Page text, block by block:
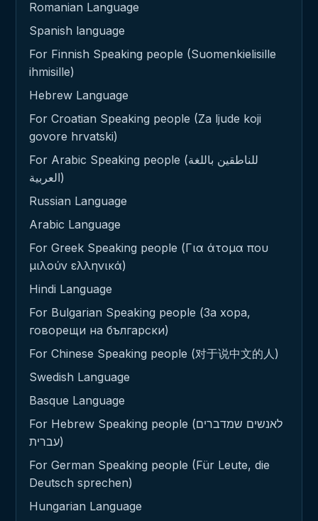
Romanian Language
Spanish language
For Finnish Speaking people (Suomenkielisille
ihmisille)
Hebrew Language
For Croatian Speaking people (Za ljude koji
govore hrvatski)
For Arabic Speaking people (للناطقين باللغة
العربية)
Russian Language
Arabic Language
For Greek Speaking people (Για άτομα που
μιλούν ελληνικά)
Hindi Language
For Bulgarian Speaking people (За хора,
говорещи на български)
For Chinese Speaking people (对于说中文的人)
Swedish Language
Basque Language
For Hebrew Speaking people (לאנשים שמדברים
עברית)
For German Speaking people (Für Leute, die
Deutsch sprechen)
Hungarian Language